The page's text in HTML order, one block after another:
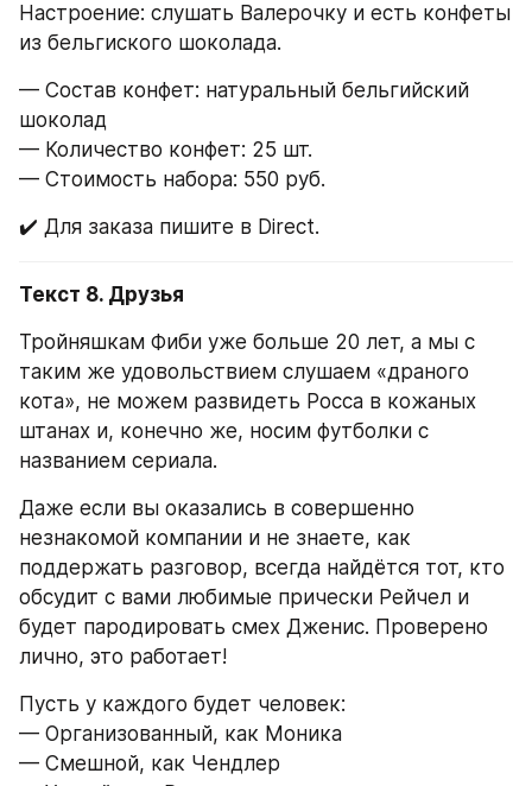
Настроение: слушать Валерочку и есть конфеты
из бельгиского шоколада.
— Состав конфет: натуральный бельгийский
шоколад
— Количество конфет: 25 шт.
— Стоимость набора: 550 руб.
✔️ Для заказа пишите в Direct.
Текст 8. Друзья
Тройняшкам Фиби уже больше 20 лет, а мы с
таким же удовольствием слушаем «драного
кота», не можем развидеть Росса в кожаных
штанах и, конечно же, носим футболки с
названием сериала.
Даже если вы оказались в совершенно
незнакомой компании и не знаете, как
поддержать разговор, всегда найдётся тот, кто
обсудит с вами любимые прически Рейчел и
будет пародировать смех Дженис. Проверено
лично, это работает!
Пусть у каждого будет человек:
— Организованный, как Моника
— Смешной, как Чендлер